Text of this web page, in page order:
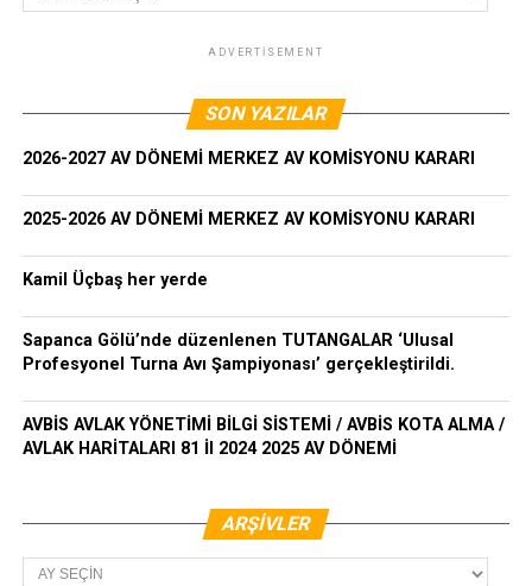
ADVERTISEMENT
SON YAZILAR
2026-2027 AV DÖNEMİ MERKEZ AV KOMİSYONU KARARI
2025-2026 AV DÖNEMİ MERKEZ AV KOMİSYONU KARARI
Kamil Üçbaş her yerde
Sapanca Gölü’nde düzenlenen TUTANGALAR ‘Ulusal
Profesyonel Turna Avı Şampiyonası’ gerçekleştirildi.
AVBİS AVLAK YÖNETİMİ BİLGİ SİSTEMİ / AVBİS KOTA ALMA /
AVLAK HARİTALARI 81 İl 2024 2025 AV DÖNEMİ
ARŞIVLER
Arşivler